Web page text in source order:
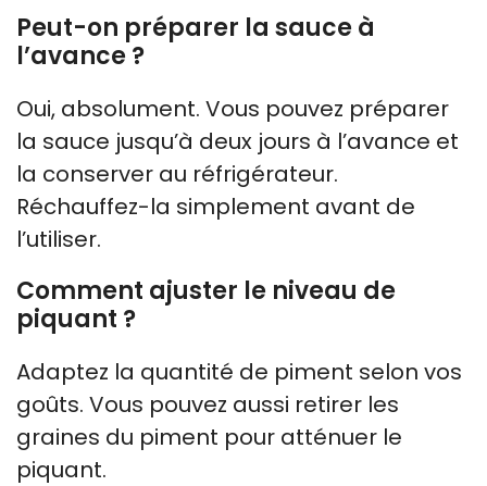
Peut-on préparer la sauce à
l’avance ?
Oui, absolument. Vous pouvez préparer
la sauce jusqu’à deux jours à l’avance et
la conserver au réfrigérateur.
Réchauffez-la simplement avant de
l’utiliser.
Comment ajuster le niveau de
piquant ?
Adaptez la quantité de piment selon vos
goûts. Vous pouvez aussi retirer les
graines du piment pour atténuer le
piquant.